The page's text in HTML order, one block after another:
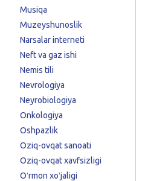
Musiqa
Muzeyshunoslik
Narsalar interneti
Neft va gaz ishi
Nemis tili
Nevrologiya
Neyrobiologiya
Onkologiya
Oshpazlik
Oziq-ovqat sanoati
Oziq-ovqat xavfsizligi
Oʻrmon xoʻjaligi